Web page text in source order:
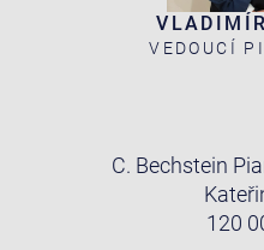
VEDOUCÍ
C. Bechstein
120